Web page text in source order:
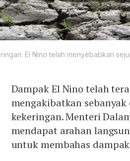
El Nino telah menyebabkan
Dampak El Nino telah
mengakibatkan
kekeringan. Menteri
mendapat arahan
untuk membahas